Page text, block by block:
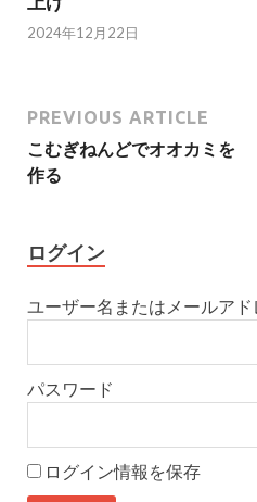
2024年12月22日
PREVIOUS ARTICLE
こむぎねんどでオオカミを
作る
ログイン
ユーザー名またはメールアド
パスワード
ログイン情報を保存